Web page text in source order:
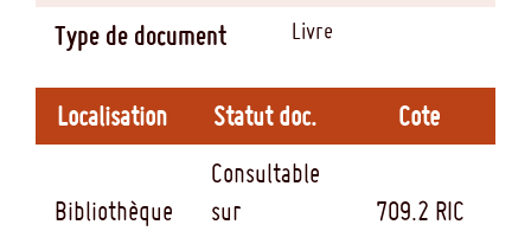
Type de document Livre
Localisation Statut doc. Cote
Bibliothèque
Consultable
sur
709.2 RIC